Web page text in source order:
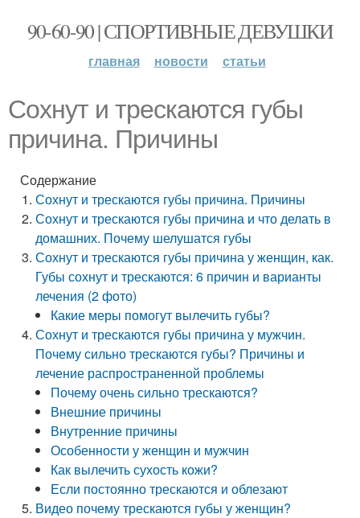
90-60-90 | СПОРТИВНЫЕ ДЕВУШКИ
главная новости статьи
Сохнут и трескаются губы
причина. Причины
Содержание
Сохнут и трескаются губы причина. Причины
Сохнут и трескаются губы причина и что делать в
домашних. Почему шелушатся губы
Сохнут и трескаются губы причина у женщин, как.
Губы сохнут и трескаются: 6 причин и варианты
лечения (2 фото)
Какие меры помогут вылечить губы?
Сохнут и трескаются губы причина у мужчин.
Почему сильно трескаются губы? Причины и
лечение распространенной проблемы
Почему очень сильно трескаются?
Внешние причины
Внутренние причины
Особенности у женщин и мужчин
Как вылечить сухость кожи?
Если постоянно трескаются и облезают
Видео почему трескаются губы у женщин?